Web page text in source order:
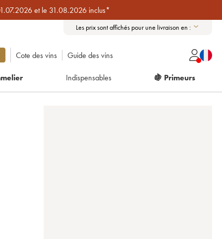
et le 31.08.2026 inclus*
Les prix sont affichés pour une livraison en :
Cote des vins Guide des vins
Indispensables 🍇 Primeurs